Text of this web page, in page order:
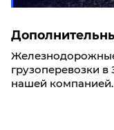
грузоперевозки в
нашей компанией.